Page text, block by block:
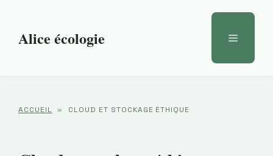
contenuAlice écologie Menu
ACCUEIL » CLOUD ET STOCKAGE ÉTHIQUE